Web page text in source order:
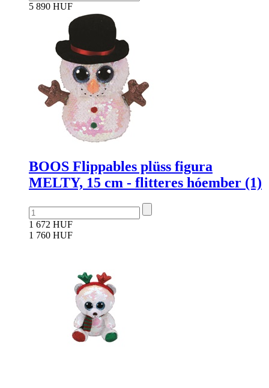
5 890 HUF
BOOS Flippables plüss figura
MELTY, 15 cm - flitteres hóember (1)
1 672 HUF
1 760 HUF